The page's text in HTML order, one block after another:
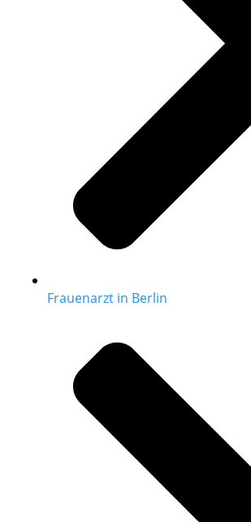
Frauenarzt in Berlin